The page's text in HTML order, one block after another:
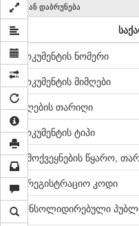
უკან დაბრუნება
დოკუმენტის ნომერი
დოკუმენტის მიმღები
მიღების თარიღი
დოკუმენტის ტიპი
გამოქვეყნების წყარო,
სარეგისტრაციო კოდი
კონსოლიდირებული